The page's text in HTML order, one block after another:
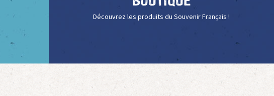
Découvrez les produits du Souvenir Français !